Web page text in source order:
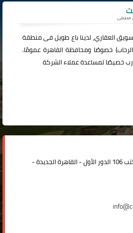
العقاري، لدينا باع طويل فى منطقة
الرحاب) خصوصًا ومحافظة القاهرة عمومًا.
خصيصًا لمساعدة عملاء الشركة
مدينة الرحاب المبنى الإداري مكتب 106 الدور الأول - القاهرة الجديدة -